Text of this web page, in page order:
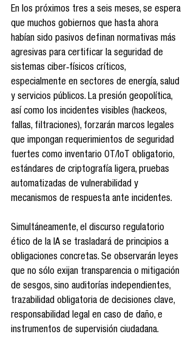
En los próximos tres a seis meses, se espera
que muchos gobiernos que hasta ahora
habían sido pasivos definan normativas más
agresivas para certificar la seguridad de
sistemas ciber‑físicos críticos,
especialmente en sectores de energía, salud
y servicios públicos. La presión geopolítica,
así como los incidentes visibles (hackeos,
fallas, filtraciones), forzarán marcos legales
que impongan requerimientos de seguridad
fuertes como inventario OT/IoT obligatorio,
estándares de criptografía ligera, pruebas
automatizadas de vulnerabilidad y
mecanismos de respuesta ante incidentes.
Simultáneamente, el discurso regulatorio
ético de la IA se trasladará de principios a
obligaciones concretas. Se observarán leyes
que no sólo exijan transparencia o mitigación
de sesgos, sino auditorías independientes,
trazabilidad obligatoria de decisiones clave,
responsabilidad legal en caso de daño, e
instrumentos de supervisión ciudadana.